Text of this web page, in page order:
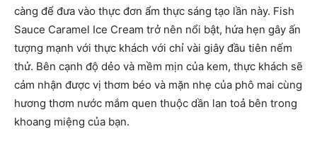
càng để đưa vào thực đơn ẩm thực sáng tạo lần này. Fish
Sauce Caramel Ice Cream trở nên nổi bật, hứa hẹn gây ấn
tượng mạnh với thực khách với chỉ vài giây đầu tiên nếm
thử. Bên cạnh độ dẻo và mềm mịn của kem, thực khách sẽ
cảm nhận được vị thơm béo và mặn nhẹ của phô mai cùng
hương thơm nước mắm quen thuộc dần lan toả bên trong
khoang miệng của bạn.